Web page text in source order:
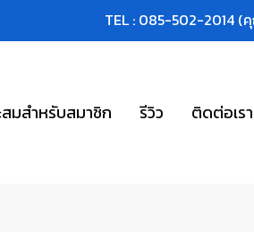
TEL : 085-502-2014 (
มสำหรับสมาชิก รีวิว ติดต่อเรา